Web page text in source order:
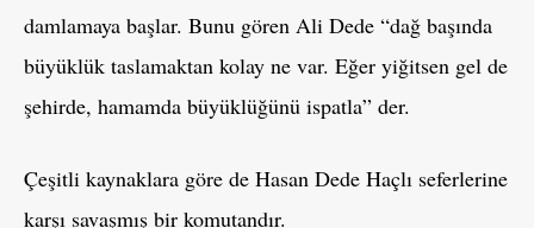
damlamaya başlar. Bunu gören Ali Dede “dağ başında
büyüklük taslamaktan kolay ne var. Eğer yiğitsen gel de
şehirde, hamamda büyüklüğünü ispatla” der.
Çeşitli kaynaklara göre de Hasan Dede Haçlı seferlerine
karşı savaşmış bir komutandır.